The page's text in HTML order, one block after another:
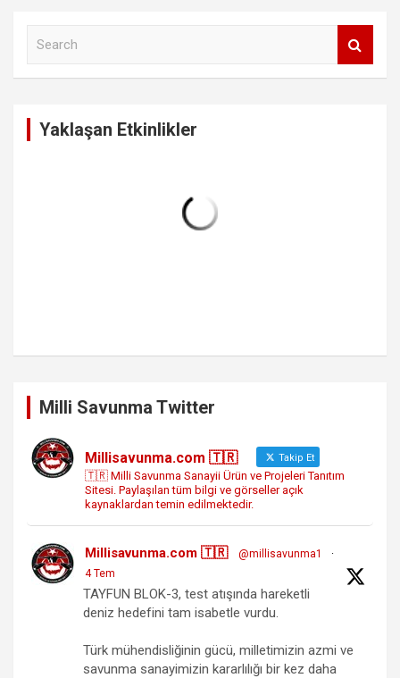
Yaklaşan Etkinlikler
Milli Savunma Twitter
Millisavunma.com 🇹🇷 Takip Et
🇹🇷 Milli Savunma Sanayii Ürün ve Projeleri Tanıtım
Sitesi. Paylaşılan tüm bilgi ve görseller açık
kaynaklardan temin edilmektedir.
Millisavunma.com 🇹🇷 @millisavunma1
·
4 Tem
TAYFUN BLOK-3, test atışında hareketli
deniz hedefini tam isabetle vurdu.
Türk mühendisliğinin gücü, milletimizin azmi ve
savunma sanayimizin kararlılığı bir kez daha